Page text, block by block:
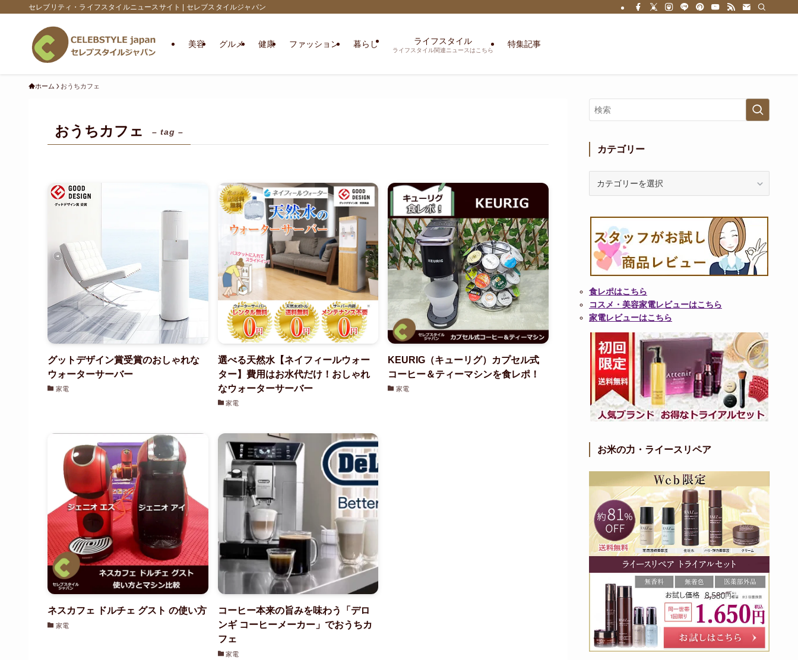
セレブリティ・ライフスタイルニュースサイト | セレブスタイルジャパン
美容 グルメ 健康 ファッション 暮らし ライフスタイル
ライフスタイル関連ニュースはこちら
特集記事
ホーム おうちカフェ
おうちカフェ – tag –
グットデザイン賞受賞のおしゃれな
ウォーターサーバー
家電
選べる天然水【ネイフィールウォー
ター】費用はお水代だけ！おしゃれ
なウォーターサーバー
家電
KEURIG（キューリグ）カプセル式
コーヒー＆ティーマシンを食レポ！
家電
ネスカフェ ドルチェ グスト の使い方
家電
コーヒー本来の旨みを味わう「デロ
ンギ コーヒーメーカー」でおうちカ
フェ
家電
カテゴリー
リ
食レポはこちら
コスメ・美容家電レビューはこちら
家電レビューはこちら
お米の力・ライースリペア